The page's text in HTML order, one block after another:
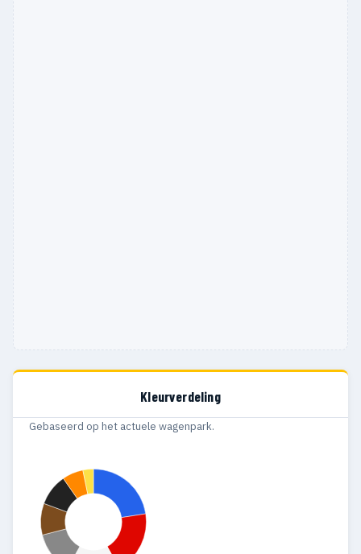
Kleurverdeling
Gebaseerd op het actuele wagenpark.